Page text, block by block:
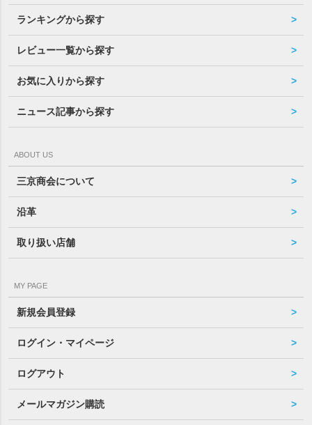
ランキングから探す
レビュー一覧から探す
お気に入りから探す
ニュース記事から探す
ABOUT US
三京商会について
沿革
取り扱い店舗
MY PAGE
新規会員登録
ログイン・マイページ
ログアウト
メールマガジン購読